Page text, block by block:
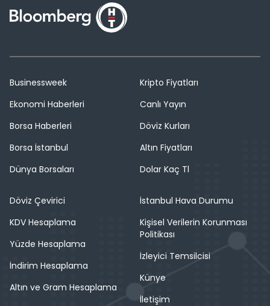
Businessweek
Ekonomi Haberleri
Borsa Haberleri
Borsa İstanbul
Dünya Borsaları
Kripto Fiyatları
Canlı Yayın
Döviz Kurları
Altın Fiyatları
Dolar Kaç Tl
Döviz Çevirici
KDV Hesaplama
Yüzde Hesaplama
İndirim Hesaplama
Altın ve Gram Hesaplama
İstanbul Hava Durumu
Kişisel Verilerin Korunması
Politikası
İzleyici Temsilcisi
Künye
İletişim